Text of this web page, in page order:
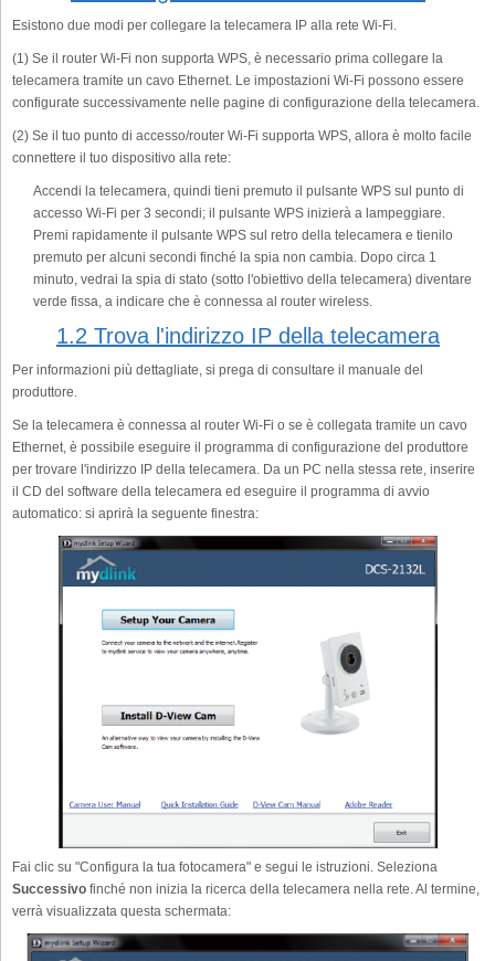
Esistono due modi per collegare la telecamera IP alla rete Wi-Fi.
(1) Se il router Wi-Fi non supporta WPS, è necessario prima collegare la
telecamera tramite un cavo Ethernet. Le impostazioni Wi-Fi possono essere
configurate successivamente nelle pagine di configurazione della telecamera.
(2) Se il tuo punto di accesso/router Wi-Fi supporta WPS, allora è molto facile
connettere il tuo dispositivo alla rete:
Accendi la telecamera, quindi tieni premuto il pulsante WPS sul punto di
accesso Wi-Fi per 3 secondi; il pulsante WPS inizierà a lampeggiare.
Premi rapidamente il pulsante WPS sul retro della telecamera e tienilo
premuto per alcuni secondi finché la spia non cambia. Dopo circa 1
minuto, vedrai la spia di stato (sotto l'obiettivo della telecamera) diventare
verde fissa, a indicare che è connessa al router wireless.
1.2 Trova l'indirizzo IP della telecamera
Per informazioni più dettagliate, si prega di consultare il manuale del
produttore.
Se la telecamera è connessa al router Wi-Fi o se è collegata tramite un cavo
Ethernet, è possibile eseguire il programma di configurazione del produttore
per trovare l'indirizzo IP della telecamera. Da un PC nella stessa rete, inserire
il CD del software della telecamera ed eseguire il programma di avvio
automatico: si aprirà la seguente finestra:
Fai clic su "Configura la tua fotocamera" e segui le istruzioni. Seleziona
Successivo finché non inizia la ricerca della telecamera nella rete. Al termine,
verrà visualizzata questa schermata: